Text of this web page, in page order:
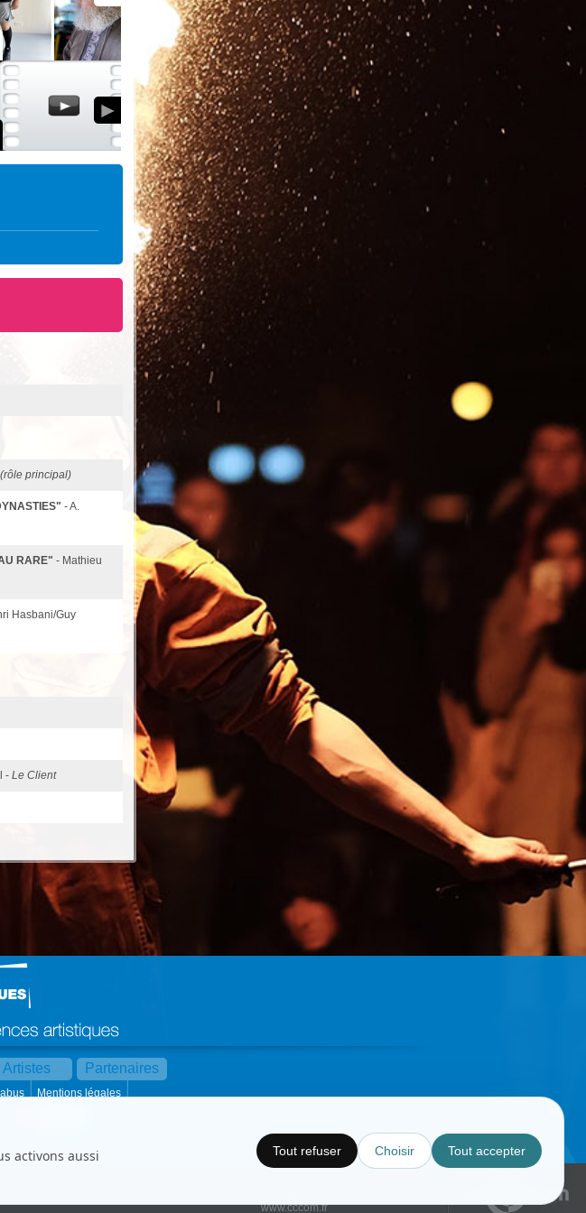
principal)
- A.
RARE" - Mathieu
Hasbani/Guy
- Le Client
Artistes Partenaires
Mentions légales
www.cccom.fr
activons aussi
Tout refuser Choisir Tout accepter